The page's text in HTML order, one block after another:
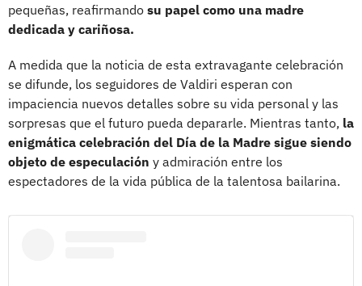
pequeñas, reafirmando su papel como una madre
dedicada y cariñosa.
A medida que la noticia de esta extravagante celebración
se difunde, los seguidores de Valdiri esperan con
impaciencia nuevos detalles sobre su vida personal y las
sorpresas que el futuro pueda depararle. Mientras tanto, la
enigmática celebración del Día de la Madre sigue siendo
objeto de especulación y admiración entre los
espectadores de la vida pública de la talentosa bailarina.